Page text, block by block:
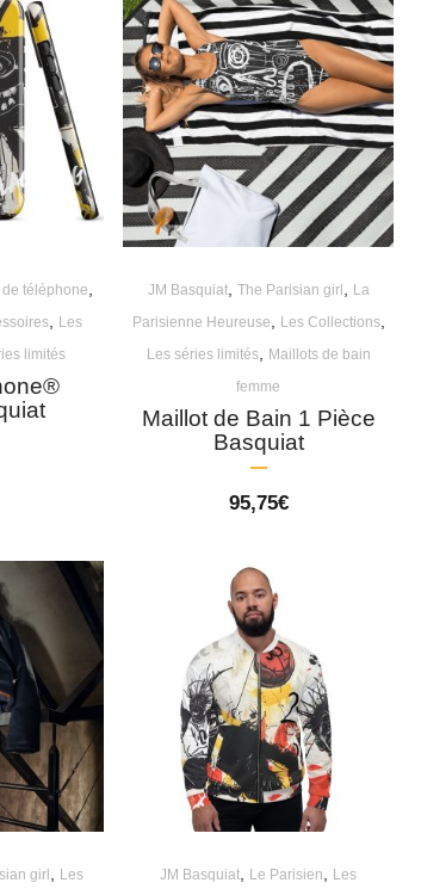
téléphone,
, Les
limités
JM Basquiat, The Parisian girl , La
Parisienne Heureuse, Les Collections,
Les séries limités, Maillots de bain
femme
Maillot de Bain 1 Pièce
Basquiat
95,75€
girl , Les
JM Basquiat, Le Parisien, Les